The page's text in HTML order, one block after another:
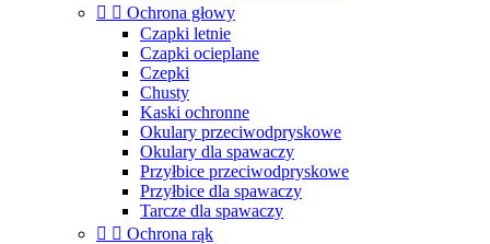
  Ochrona głowy
Czapki letnie
Czapki ocieplane
Czepki
Chusty
Kaski ochronne
Okulary przeciwodpryskowe
Okulary dla spawaczy
Przyłbice przeciwodpryskowe
Przyłbice dla spawaczy
Tarcze dla spawaczy
  Ochrona rąk